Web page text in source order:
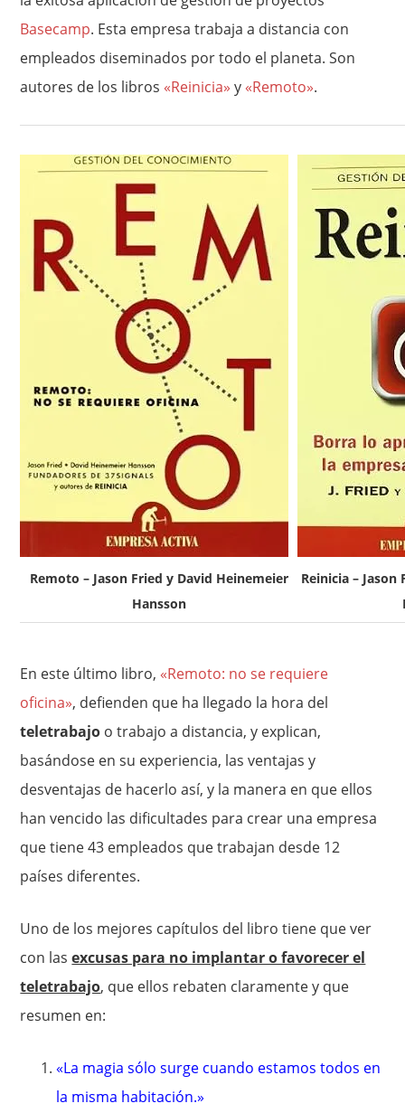
Basecamp. Esta empresa trabaja a distancia con
empleados diseminados por todo el planeta. Son
autores de los libros «Reinicia» y «Remoto».
Remoto – Jason Fried y David Heinemeier
Hansson
Reinicia –
En este último libro, «Remoto: no se requiere
oficina», defienden que ha llegado la hora del
teletrabajo o trabajo a distancia, y explican,
basándose en su experiencia, las ventajas y
desventajas de hacerlo así, y la manera en que ellos
han vencido las dificultades para crear una empresa
que tiene 43 empleados que trabajan desde 12
países diferentes.
Uno de los mejores capítulos del libro tiene que ver
con lasexcusas para no implantar o favorecer el
teletrabajo, que ellos rebaten claramente y que
resumen en:
«La magia sólo surge cuando estamos todos en
la misma habitación.»